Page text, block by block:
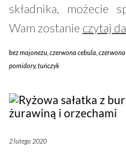
składnika, możecie
Wam zostanie czytaj
bez majonezu czerwona cebula
pomidory,tuńczyk
2 lutego 2020